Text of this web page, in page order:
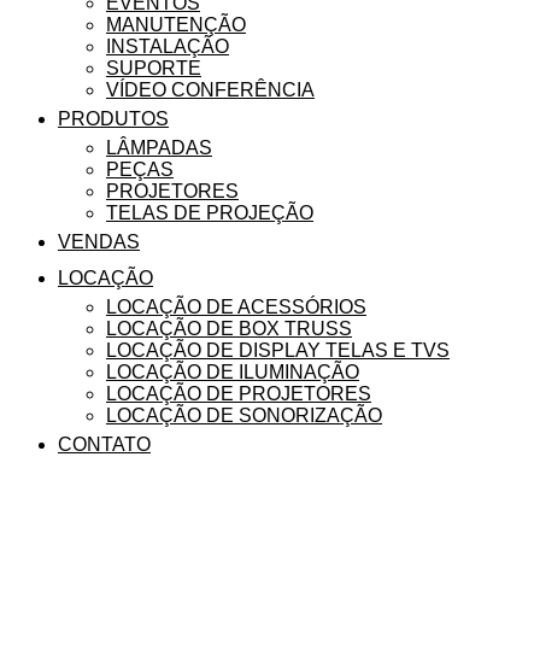
MANUTENÇÃO
INSTALAÇÃO
SUPORTE
VÍDEO CONFERÊNCIA
PRODUTOS
LÂMPADAS
PEÇAS
PROJETORES
TELAS DE PROJEÇÃO
VENDAS
LOCAÇÃO
LOCAÇÃO DE ACESSÓRIOS
LOCAÇÃO DE BOX TRUSS
LOCAÇÃO DE DISPLAY TELAS E TVS
LOCAÇÃO DE ILUMINAÇÃO
LOCAÇÃO DE PROJETORES
LOCAÇÃO DE SONORIZAÇÃO
CONTATO